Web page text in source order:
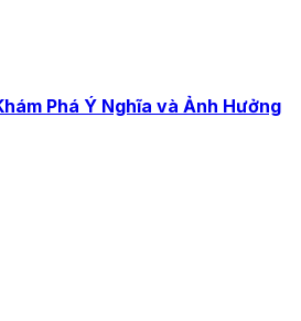
Phá Ý Nghĩa và Ảnh Hưởng